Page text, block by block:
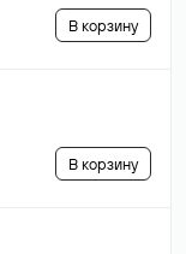
В корзину
В корзину